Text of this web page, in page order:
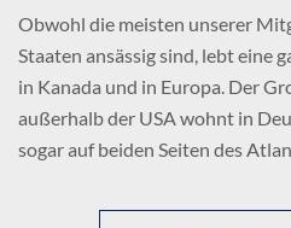
Obwohl die meisten unserer
Staaten ansässig sind, lebt eine
in Kanada und in Europa. Der
außerhalb der USA wohnt in
sogar auf beiden Seiten des